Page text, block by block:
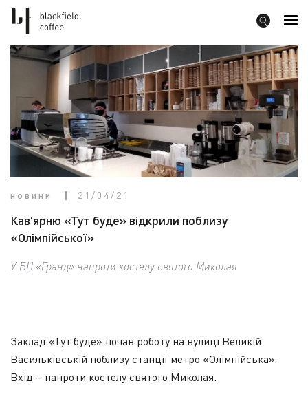
новини 21/04/21
Кав’ярню «Тут буде» відкрили поблизу
«Олімпійської»
У БЦ «Гранд» напроти костелу святого Миколая
Заклад «Тут буде» почав роботу на вулиці Великій
Васильківській поблизу станції метро «Олімпійська».
Вхід – напроти костелу святого Миколая.